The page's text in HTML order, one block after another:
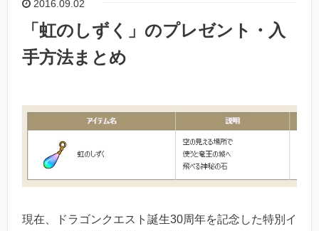
2016.09.02
「虹のしずく」のプレゼント・入
手方法まとめ
現在、ドラゴンクエスト誕生30周年を記念した特別イ